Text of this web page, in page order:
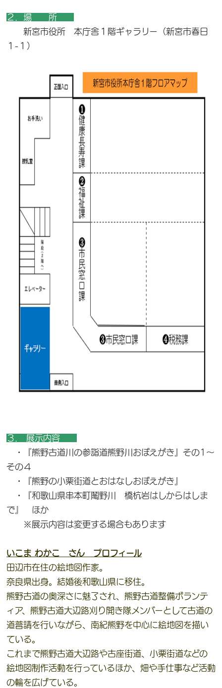
２．場 所
新宮市役所 本庁舎１階ギャラリー（新宮市春日
１-１）
３． 展示内容
・『熊野古道川の参詣道熊野川おぼえがき』その1～
その４
・『熊野の小栗街道とおはなしおぼえがき』
・『和歌山県串本町䰗野川 橋杭岩はしからはしま
で』 ほか
※展示内容は変更する場合もあります
いこま わかこ さん プロフィール
田辺市在住の絵地図作家。
奈良県出身。結婚後和歌山県に移住。
熊野古道の奥深さに魅了され、熊野古道整備ボランテ
ィア、熊野古道大辺路刈り開き隊メンバーとして古道の
道普請を行いながら、南紀熊野を中心に絵地図を描い
ている。
これまで熊野古道大辺路や古座街道、小栗街道などの
絵地図制作活動を行っているほか、畑や手仕事など活動
の輪を広げている。